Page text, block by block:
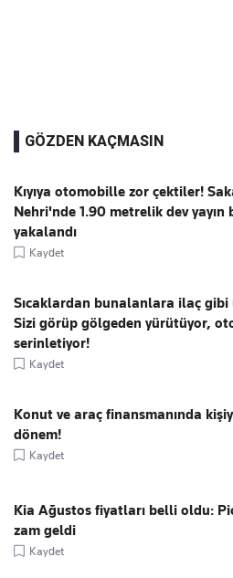
GÖZDEN KAÇMASIN
Kıyıya otomobille zor çektiler!
Nehri'nde 1.90 metrelik dev yayın
yakalandı
Kaydet
Sıcaklardan bunalanlara ilaç gibi
Sizi görüp gölgeden yürütüyor,
serinletiyor!
Kaydet
Konut ve araç finansmanında
dönem!
Kaydet
Kia Ağustos fiyatları belli oldu:
zam geldi
Kaydet